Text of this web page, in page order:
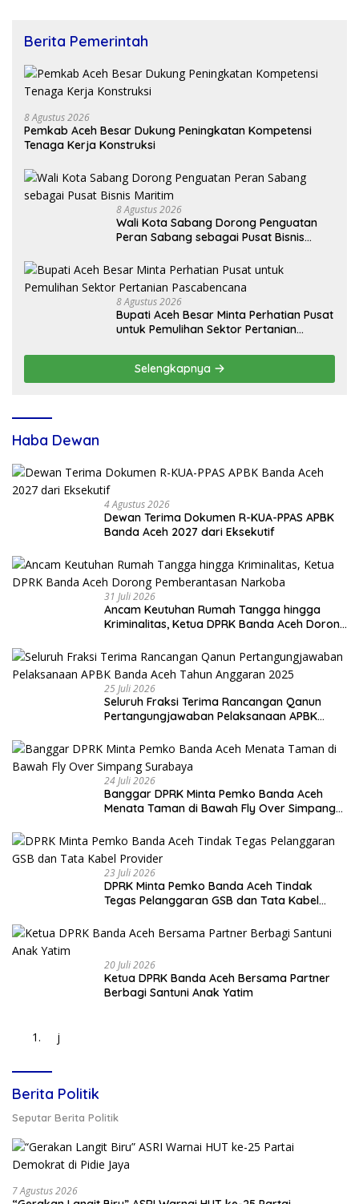
Berita Pemerintah
8 Agustus 2026
Pemkab Aceh Besar Dukung Peningkatan Kompetensi
Tenaga Kerja Konstruksi
8 Agustus 2026
Wali Kota Sabang Dorong Penguatan
Peran Sabang sebagai Pusat Bisnis
8 Agustus 2026
Bupati Aceh Besar Minta Perhatian Pusat
untuk Pemulihan Sektor Pertanian
Selengkapnya
Haba Dewan
4 Agustus 2026
Dewan Terima Dokumen R-KUA-PPAS APBK
Banda Aceh 2027 dari Eksekutif
31 Juli 2026
Ancam Keutuhan Rumah Tangga hingga
Kriminalitas, Ketua DPRK Banda Aceh Dorong
25 Juli 2026
Seluruh Fraksi Terima Rancangan Qanun
Pertangungjawaban Pelaksanaan APBK
24 Juli 2026
Banggar DPRK Minta Pemko Banda Aceh
Menata Taman di Bawah Fly Over Simpang
23 Juli 2026
DPRK Minta Pemko Banda Aceh Tindak
Tegas Pelanggaran GSB dan Tata Kabel
20 Juli 2026
Ketua DPRK Banda Aceh Bersama Partner
Berbagi Santuni Anak Yatim
j
Berita Politik
Seputar Berita Politik
7 Agustus 2026